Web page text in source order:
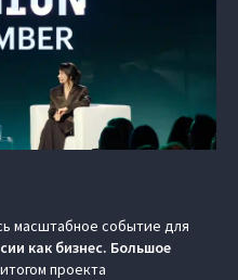
масштабное событие для
как бизнес. Большое
проекта